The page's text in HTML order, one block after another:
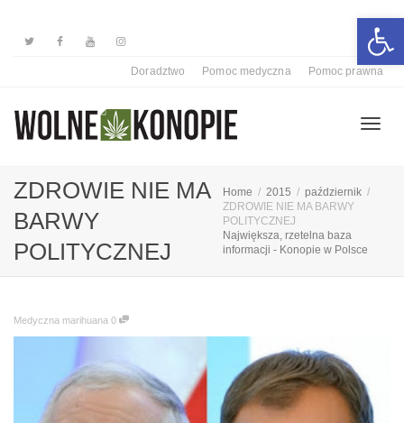
Doradztwo Pomoc medyczna Pomoc prawna
ZDROWIE NIE MA
BARWY
POLITYCZNEJ
Home 2015
październik
ZDROWIE NIE MA BARWY
POLITYCZNEJ
Największa, rzetelna baza
informacji - Konopie w Polsce
Medyczna marihuana 0